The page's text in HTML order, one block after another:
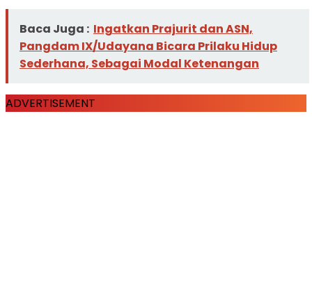
Baca Juga : Ingatkan Prajurit dan ASN,
Pangdam IX/Udayana Bicara Prilaku Hidup
Sederhana, Sebagai Modal Ketenangan
ADVERTISEMENT